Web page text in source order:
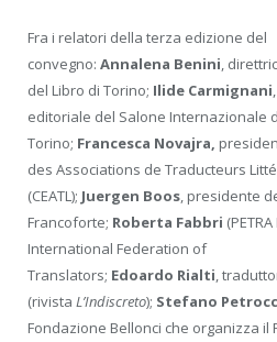
Fra i relatori della terza edizione del
convegno: Annalena Benini ,
del Libro di Torino; Ilide Carmignani
editoriale del Salone Internazionale
Torino; Francesca Novajra,
des Associations de Traducteurs
(CEATL); Juergen Boos , presidente
Francoforte; Roberta Fabbri
International Federation of
Translators; Edoardo Rialti ,
(rivista L’Indiscreto); Stefano
Fondazione Bellonci che organizza il